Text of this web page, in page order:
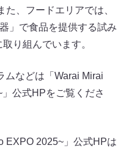
、フードエリアでは、
」で食品を提供する試み
り組んでいます。
ムなどは「Warai Mirai
公式HPをご覧くださ
EXPO 2025~」公式HPは